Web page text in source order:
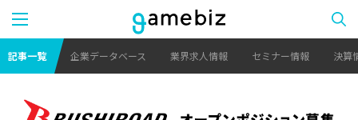
記事一覧 企業データベース 業界求人情報 セミナー情報 決算